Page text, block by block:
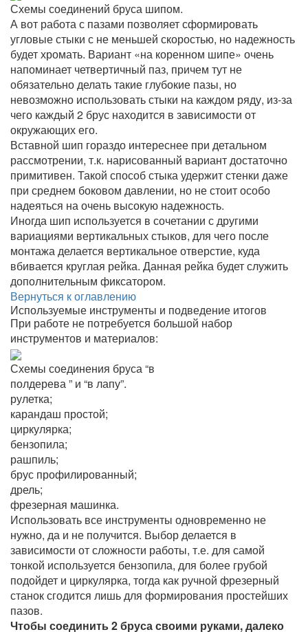
Схемы соединений бруса шипом.
А вот работа с пазами позволяет сформировать
угловые стыки с не меньшей скоростью, но надежность
будет хромать. Вариант «на коренном шипе» очень
напоминает четвертичный паз, причем тут не
обязательно делать такие глубокие пазы, но
невозможно использовать стыки на каждом ряду, из-за
чего каждый 2 брус находится в зависимости от
окружающих его.
Вставной шип гораздо интереснее при детальном
рассмотрении, т.к. нарисованный вариант достаточно
примитивен. Такой способ стыка удержит стенки даже
при среднем боковом давлении, но не стоит особо
надеяться на очень высокую надежность.
Иногда шип используется в сочетании с другими
вариациями вертикальных стыков, для чего после
монтажа делается вертикальное отверстие, куда
вбивается круглая рейка. Данная рейка будет служить
дополнительным фиксатором.
Вернуться к оглавлению
Используемые инструменты и подведение итогов
При работе не потребуется большой набор
инструментов и материалов:
Схемы соединения бруса “в
полдерева ” и “в лапу”.
рулетка;
карандаш простой;
циркулярка;
бензопила;
рашпиль;
брус профилированный;
дрель;
фрезерная машинка.
Использовать все инструменты одновременно не
нужно, да и не получится. Выбор делается в
зависимости от сложности работы, т.е. для самой
тонкой используется бензопила, для более грубой
подойдет и циркулярка, тогда как ручной фрезерный
станок сгодится лишь для формирования простейших
пазов.
Чтобы соединить 2 бруса своими руками, далеко